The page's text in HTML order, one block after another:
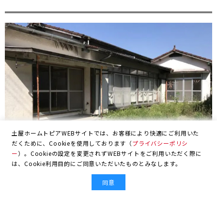
土屋ホームトピアWEBサイトでは、お客様により快適にご利用いた
だくために、Cookieを使用しております（プライバシーポリシ
ー）。Cookieの設定を変更されずWEBサイトをご利用いただく際に
は、Cookie利用目的にご同意いただいたものとみなします。
同意